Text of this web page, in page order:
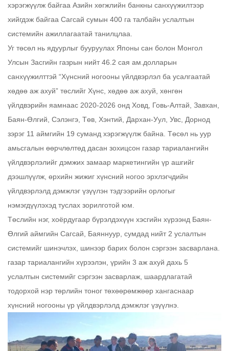
хэрэгжүүлж байгаа Азийн хөгжлийн банкны санхүүжилтээр
хийгдэж байгаа Сагсай сумын 400 га талбайн услалтын
системийн ажиллагаатай танилцлаа.
Уг төсөл нь ядуурлыг бууруулах Японы сан болон Монгол
Улсын Засгийн газрын нийт 46.2 сая ам.долларын
санхүүжилттэй “Хүнсний ногооны үйлдвэрлэл ба усалгаатай
хөдөө аж ахуй” төслийг Хүнс, хөдөө аж ахуй, хөнгөн
үйлдвэрийн яамнаас 2020-2026 онд Ховд, Говь-Алтай, Завхан,
Баян-Өлгий, Сэлэнгэ, Төв, Хэнтий, Дархан-Уул, Увс, Дорнод
зэрэг 11 аймгийн 19 суманд хэрэгжүүлж байна. Төсөл нь уур
амьсгалын өөрчлөлтөд дасан зохицсон газар тариалангийн
үйлдвэрлэлийг дэмжих замаар маркетингийн үр ашгийг
дээшлүүлж, өрхийн жижиг хүнсний ногоо эрхлэгчдийн
үйлдвэрлэлд дэмжлэг үзүүлэн тэдгээрийн орлогыг
нэмэгдүүлэхэд туслах зорилготой юм.
Төслийн нэг, хоёрдугаар бүрэлдэхүүн хэсгийн хүрээнд Баян-
Өлгий аймгийн Сагсай, Баяннуур, сумдад нийт 2 услалтын
системийг шинэчлэх, шинээр барих болон сэргээн засварлана.
газар тариалангийн хүрээлэн, үрийн 3 аж ахуй дахь 5
услалтын системийг сэргээн засварлаж, шаардлагатай
тодорхой нэр төрлийн тоног төхөөрөмжөөр хангаснаар
хүнсний ногооны үр үйлдвэрлэлд дэмжлэг үзүүлнэ.